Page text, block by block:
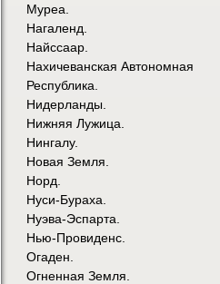
Муреа.
Нагаленд.
Найссаар.
Нахичеванская Автономная
Республика.
Нидерланды.
Нижняя Лужица.
Нингалу.
Новая Земля.
Норд.
Нуси-Бураха.
Нуэва-Эспарта.
Нью-Провиденс.
Огаден.
Огненная Земля.